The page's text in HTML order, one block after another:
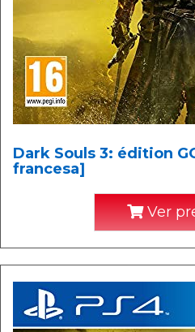
Dark Souls 3: édition
francesa]
Ver